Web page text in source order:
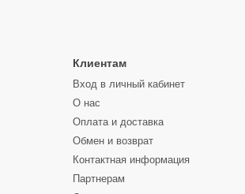
Клиентам
Вход в личный кабинет
О нас
Оплата и доставка
Обмен и возврат
Контактная информация
Партнерам